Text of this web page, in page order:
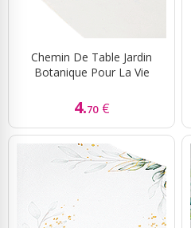
Chemin De Table Jardin
Botanique Pour La Vie
4.70 €